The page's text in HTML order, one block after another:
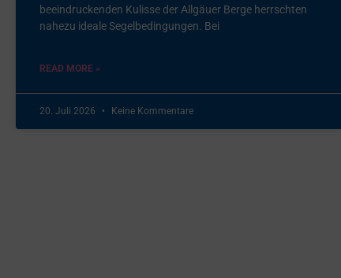
beeindruckenden Kulisse der Allgäuer Berge herrschten
nahezu ideale Segelbedingungen. Bei
READ MORE »
20. Juli 2026 Keine Kommentare